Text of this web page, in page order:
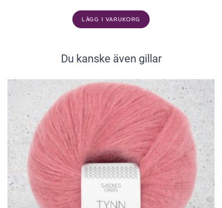
LÄGG I VARUKORG
Du kanske även gillar